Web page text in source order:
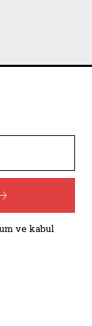
ve kabul